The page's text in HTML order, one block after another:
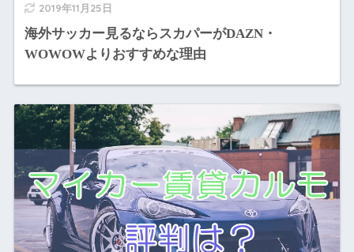
2019年11月25日
海外サッカー見るならスカパーがDAZN・
WOWOWよりおすすめな理由